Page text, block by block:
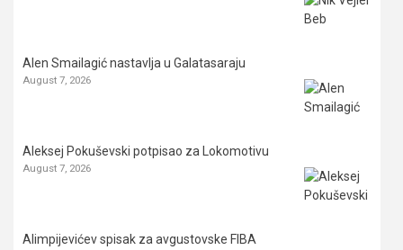
Alen Smailagić nastavlja u Galatasaraju
August 7, 2026
Aleksej Pokuševski potpisao za Lokomotivu
August 7, 2026
Alimpijevićev spisak za avgustovske FIBA